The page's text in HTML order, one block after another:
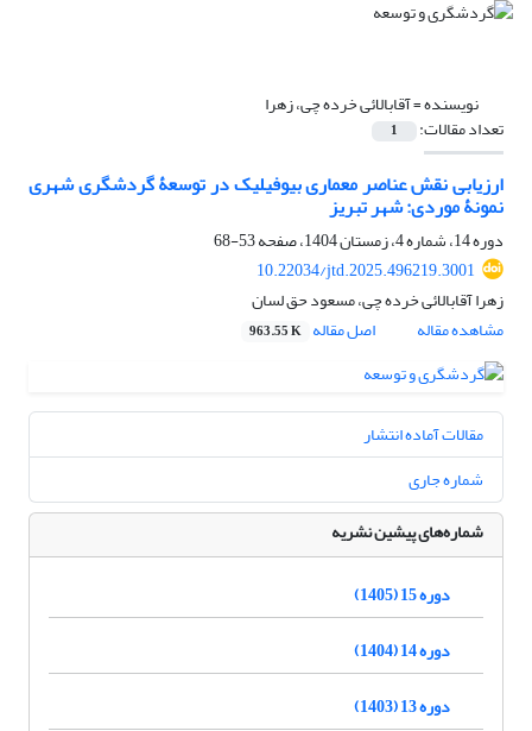
نویسنده =آقابالائی خرده چی، زهرا
تعداد مقالات: 1
ارزیابی نقش عناصر معماری بیوفیلیک در توسعۀ گردشگری شهری
نمونۀ موردی: شهر تبریز
دوره 14، شماره 4، زمستان 1404، صفحه
53-68
10.22034/jtd.2025.496219.3001
زهرا آقابالائی خرده چی، مسعود حق لسان
مشاهده مقاله
اصل مقاله 963.55 K
مقالات آماده انتشار
شماره جاری
شماره‌های پیشین نشریه
دوره 15 (1405)
دوره 14 (1404)
دوره 13 (1403)